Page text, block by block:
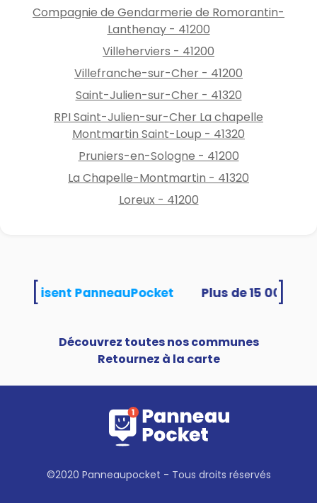
Compagnie de Gendarmerie de Romorantin-
Lanthenay - 41200
Villeherviers - 41200
Villefranche-sur-Cher - 41200
Saint-Julien-sur-Cher - 41320
RPI Saint-Julien-sur-Cher La chapelle
Montmartin Saint-Loup - 41320
Pruniers-en-Sologne - 41200
La Chapelle-Montmartin - 41320
Loreux - 41200
utilisent PanneauPocket
Découvrez toutes nos communes
Retournez à la carte
©2020 Panneaupocket - Tous droits réservés